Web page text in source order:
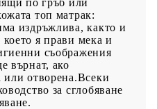
топ матрак:
издръжлива, както и
я прави мека и
съображения
върнат, ако
или отворена.Всеки
за сглобяване